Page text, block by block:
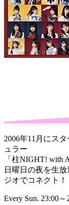
2006年11月にス
ュラー
「柱NIGHT! with
日曜日の夜を生
ジオでコネクト！
Every Sun. 23:00～